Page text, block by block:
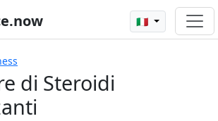
🇮🇹
di Steroidi